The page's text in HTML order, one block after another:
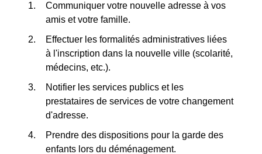
Communiquer votre nouvelle adresse à vos
amis et votre famille.
Effectuer les formalités administratives liées
à l'inscription dans la nouvelle ville (scolarité,
médecins, etc.).
Notifier les services publics et les
prestataires de services de votre changement
d'adresse.
Prendre des dispositions pour la garde des
enfants lors du déménagement.